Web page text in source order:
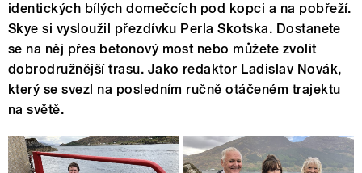
identických bílých domečcích pod kopci a na pobřeží.
Skye si vysloužil přezdívku Perla Skotska. Dostanete
se na něj přes betonový most nebo můžete zvolit
dobrodružnější trasu. Jako redaktor Ladislav Novák,
který se svezl na posledním ručně otáčeném trajektu
na světě.